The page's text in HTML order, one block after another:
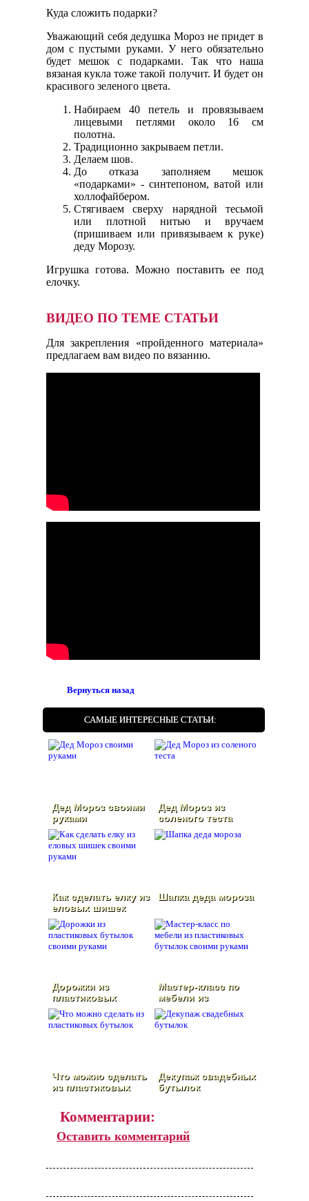
Куда сложить подарки?
Уважающий себя дедушка Мороз не придет в
дом с пустыми руками. У него обязательно
будет мешок с подарками. Так что наша
вязаная кукла тоже такой получит. И будет он
красивого зеленого цвета.
Набираем 40 петель и провязываем
лицевыми петлями около 16 см
полотна.
Традиционно закрываем петли.
Делаем шов.
До отказа заполняем мешок
«подарками» - синтепоном, ватой или
холлофайбером.
Стягиваем сверху нарядной тесьмой
или плотной нитью и вручаем
(пришиваем или привязываем к руке)
деду Морозу.
Игрушка готова. Можно поставить ее под
елочку.
ВИДЕО ПО ТЕМЕ СТАТЬИ
Для закрепления «пройденного материала»
предлагаем вам видео по вязанию.
Вернуться назад
САМЫЕ ИНТЕРЕСНЫЕ СТАТЬИ:
Дед Мороз своими
руками
Дед Мороз из
соленого теста
Как сделать елку из
еловых шишек
своими руками
Шапка деда мороза
Дорожки из
пластиковых
бутылок своими
руками
Мастер-класс по
мебели из
пластиковых
бутылок своими
руками
Что можно сделать
из пластиковых
Декупаж свадебных
бутылок
Комментарии:
Оставить комментарий